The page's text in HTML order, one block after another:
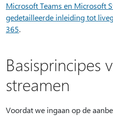
Microsoft Teams en Microsoft
gedetailleerde inleiding tot
365.
Basisprincipes
streamen
Voordat we ingaan op de